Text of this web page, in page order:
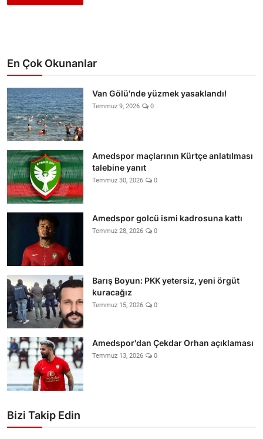
En Çok Okunanlar
Van Gölü'nde yüzmek yasaklandı!
Temmuz 9, 2026 0
Amedspor maçlarının Kürtçe anlatılması
talebine yanıt
Temmuz 30, 2026 0
Amedspor golcü ismi kadrosuna kattı
Temmuz 28, 2026 0
Barış Boyun: PKK yetersiz, yeni örgüt
kuracağız
Temmuz 15, 2026 0
Amedspor'dan Çekdar Orhan açıklaması
Temmuz 13, 2026 0
Bizi Takip Edin